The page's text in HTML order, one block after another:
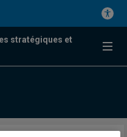
stratégiques et